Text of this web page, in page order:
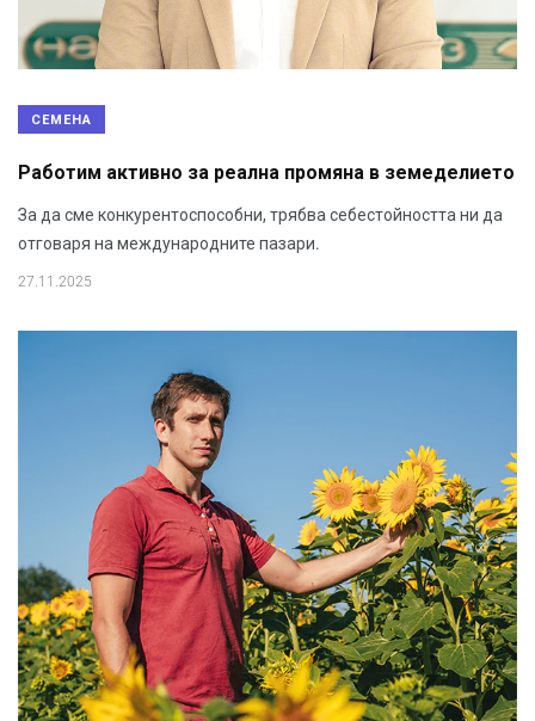
СЕМЕНА
Работим активно за реална промяна в земеделието
За да сме конкурентоспособни, трябва себестойността ни да
отговаря на международните пазари.
27.11.2025